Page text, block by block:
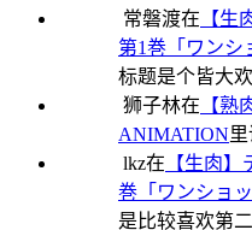
常磐渡在 【生
第1巻「ワンシ
标题是个皆大
狮子林在 【熟
ANIMATION
lkz在 【生肉
巻「ワンショ
是比较喜欢第